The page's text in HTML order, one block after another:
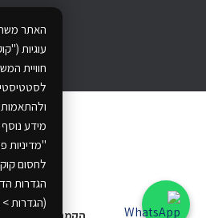
האתר
עוגיות
חוויית
ולהתאמות
מידע
"מדיניות
לחסום
הגדרות
(הגדרות
.
All rights reserved.
..
...